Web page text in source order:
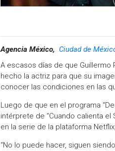
Agencia México, Ciudad de
A escasos días de que Guillermo
hecho la actriz para que su
conocer las condiciones en las
Luego de que en el programa
intérprete de “Cuando calienta el
en la serie de la plataforma
“No lo puede hacer, siguen